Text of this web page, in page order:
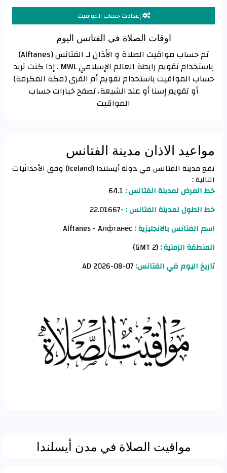
إعدادت حساب المواقيت
اوقات الصلاة في الفتانس اليوم
تم حساب مواقيت الصلاة و الأذان لـ الفتانس (Alftanes)
باستخدام تقويم رابطة العالم الإسلامي MWL . إذا كنت تريد
حساب المواقيت باستخدام تقويم أم القرى (مكة المكرمة)
أو تقويم إسنا أو عند الشيعة، تصفح خيارات حساب
المواقيت
مواعيد الاذان مدينة الفتانس
تقع مدينة الفتانس في دولة أيسلندا (Iceland) وفق الأحداثيات
التالية :
خط العرض لمدينة الفتانس : 64.1
خط الطول لمدينة الفتانس : -22.01667
اسم الفتانس بالانجليزية :
المنطقة الزمنية :(GMT 2)
تاريخ اليوم في الفتانس:
مواقيت الصلاة في مدن أيسلندا